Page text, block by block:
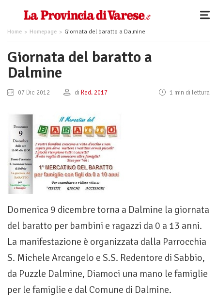
Home Homepage Giornata del baratto a Dalmine
Giornata del baratto a
Dalmine
07 Dic 2012 di Red. 2017 1 min di lettura
Domenica 9 dicembre torna a Dalmine la giornata
del baratto per bambini e ragazzi da 0 a 13 anni.
La manifestazione è organizzata dalla Parrocchia
S. Michele Arcangelo e S.S. Redentore di Sabbio,
da Puzzle Dalmine, Diamoci una mano le famiglie
per le famiglie e dal Comune di Dalmine.